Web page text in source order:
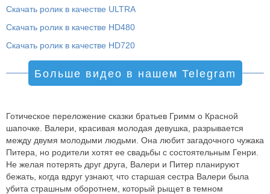
Скачать ролик в качестве ULTRA
Скачать ролик в качестве HD480
Скачать ролик в качестве HD720
Больше видео в нашем Telegram
Готическое переложение сказки братьев Гримм о Красной
шапочке. Валери, красивая молодая девушка, разрывается
между двумя молодыми людьми. Она любит загадочного чужака
Питера, но родители хотят ее свадьбы с состоятельным Генри.
Не желая потерять друг друга, Валери и Питер планируют
бежать, когда вдруг узнают, что старшая сестра Валери была
убита страшным оборотнем, который рыщет в темном